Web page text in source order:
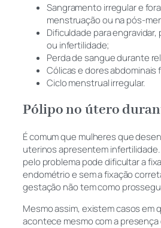
Sangramento irregular e
menstruação ou na pós-
Dificuldade para
ou infertilidade;
Perda de sangue durante
Cólicas e dores abdominais
Ciclo menstrual irregular.
Pólipo no útero
É comum que mulheres que
uterinos apresentem infertilidade.
pelo problema pode dificultar a
endométrio e sem a fixação
gestação não tem como
Mesmo assim, existem casos em
acontece mesmo com a presença